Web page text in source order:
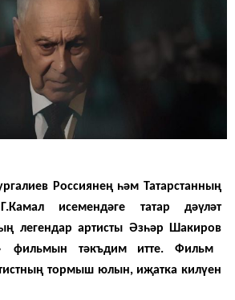
Россиянең һәм Татарстанның
исемендәге татар дәүләт
легендар артисты Әзһәр Шакиров
фильмын тәкъдим итте. Фильм
тормыш юлын, иҗатка килүен